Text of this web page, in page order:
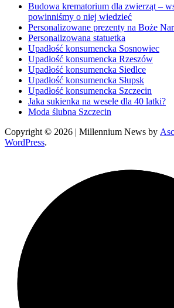
Budowa krematorium dla zwierząt –
powinniśmy o niej wiedzieć
Personalizowane prezenty na Boże
Personalizowana statuetka
Upadłość konsumencka Sosnowiec
Upadłość konsumencka Rzeszów
Upadłość konsumencka Siedlce
Upadłość konsumencka Słupsk
Upadłość konsumencka Szczecin
Jaka sukienka na wesele dla 40 latki?
Moda ślubna Szczecin
Copyright © 2026 | Millennium News by
WordPress.